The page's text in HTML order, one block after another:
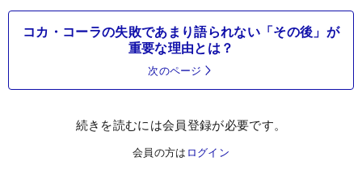
コカ・コーラの失敗であまり語られない「その後」が
重要な理由とは？
次のページ
続きを読むには会員登録が必要です。
会員の方は ログイン